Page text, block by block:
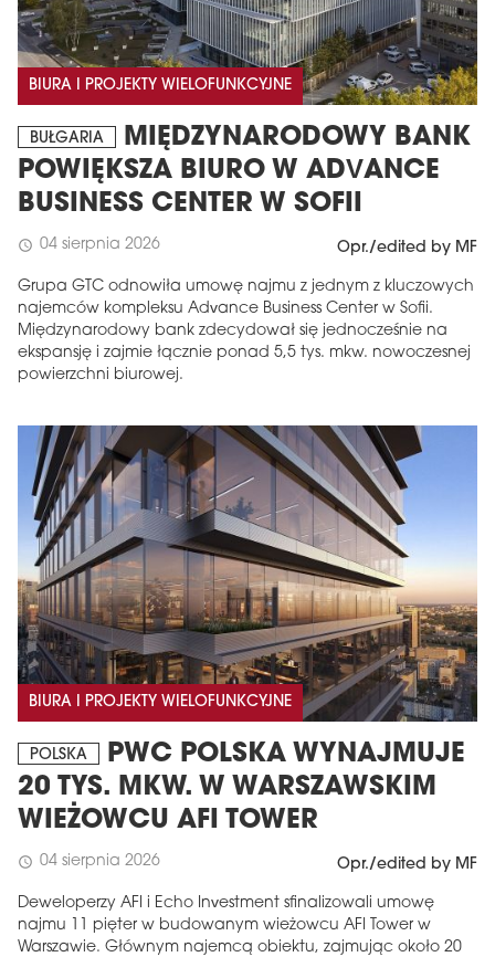
BIURA I PROJEKTY WIELOFUNKCYJNE
BUŁGARIA
MIĘDZYNARODOWY BANK
POWIĘKSZA BIURO W ADVANCE
BUSINESS CENTER W SOFII
schedule 04 sierpnia 2026 Opr./edited by MF
Grupa GTC odnowiła umowę najmu z jednym z kluczowych
najemców kompleksu Advance Business Center w Sofii.
Międzynarodowy bank zdecydował się jednocześnie na
ekspansję i zajmie łącznie ponad 5,5 tys. mkw. nowoczesnej
powierzchni biurowej.
BIURA I PROJEKTY WIELOFUNKCYJNE
POLSKA
PWC POLSKA WYNAJMUJE
20 TYS. MKW. W WARSZAWSKIM
WIEŻOWCU AFI TOWER
schedule 04 sierpnia 2026 Opr./edited by MF
Deweloperzy AFI i Echo Investment sfinalizowali umowę
najmu 11 pięter w budowanym wieżowcu AFI Tower w
Warszawie. Głównym najemcą obiektu, zajmując około 20